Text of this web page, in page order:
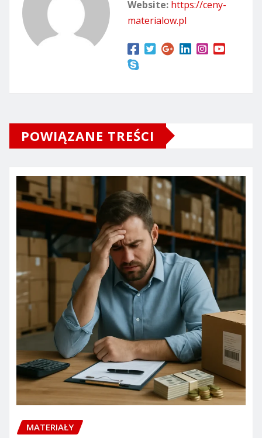
Website: https://ceny-
materialow.pl
POWIĄZANE TREŚCI
MATERIAŁY